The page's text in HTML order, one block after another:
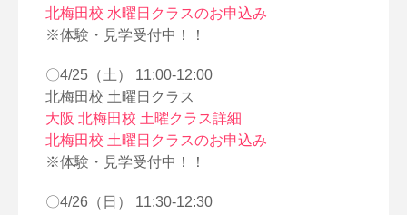
北梅田校 水曜日クラスのお申込み
※体験・見学受付中！！
〇4/25（土） 11:00-12:00
北梅田校 土曜日クラス
大阪 北梅田校 土曜クラス詳細
北梅田校 土曜日クラスのお申込み
※体験・見学受付中！！
〇4/26（日） 11:30-12:30